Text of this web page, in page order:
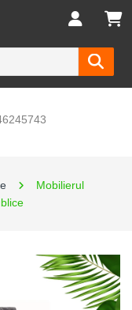
Mobilierul